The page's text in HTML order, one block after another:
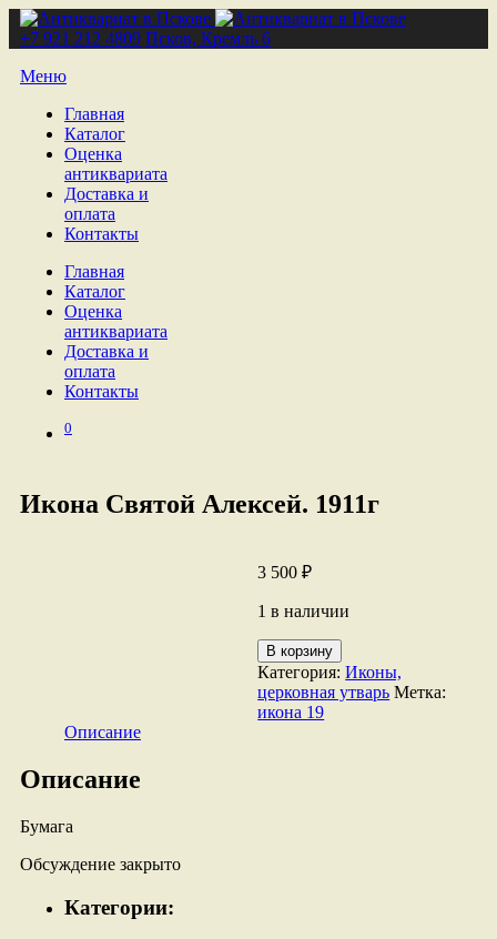
+7 921 212 4809 Псков, Кремль 6
Меню
Главная
Каталог
Оценка
антиквариата
Доставка и
оплата
Контакты
Главная
Каталог
Оценка
антиквариата
Доставка и
оплата
Контакты
0
Икона Святой Алексей. 1911г
3 500₽
1 в наличии
Количество
товара
Икона
Святой
В корзину
Категория:Иконы,
церковная утварь Метка:
икона 19
Описание
Описание
Бумага
Обсуждение закрыто
Категории: